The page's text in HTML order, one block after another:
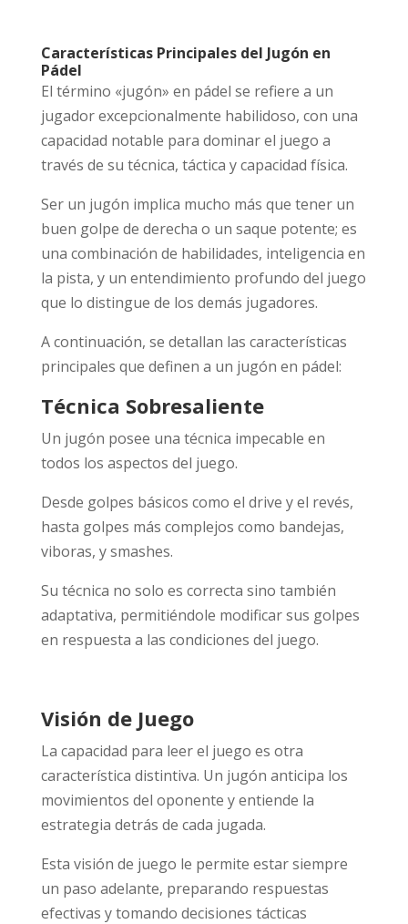
Características Principales del Jugón en
Pádel
El término «jugón» en pádel se refiere a un
jugador excepcionalmente habilidoso, con una
capacidad notable para dominar el juego a
través de su técnica, táctica y capacidad física.
Ser un jugón implica mucho más que tener un
buen golpe de derecha o un saque potente; es
una combinación de habilidades, inteligencia en
la pista, y un entendimiento profundo del juego
que lo distingue de los demás jugadores.
A continuación, se detallan las características
principales que definen a un jugón en pádel:
Técnica Sobresaliente
Un jugón posee una técnica impecable en
todos los aspectos del juego.
Desde golpes básicos como el drive y el revés,
hasta golpes más complejos como bandejas,
viboras, y smashes.
Su técnica no solo es correcta sino también
adaptativa, permitiéndole modificar sus golpes
en respuesta a las condiciones del juego.
Visión de Juego
La capacidad para leer el juego es otra
característica distintiva. Un jugón anticipa los
movimientos del oponente y entiende la
estrategia detrás de cada jugada.
Esta visión de juego le permite estar siempre
un paso adelante, preparando respuestas
efectivas y tomando decisiones tácticas